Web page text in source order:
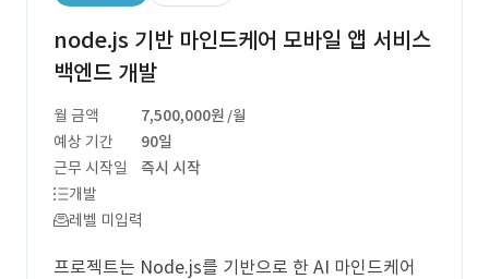
node.js 기반 마인드케어 모바일 앱 서비스
백엔드 개발
월 금액 7,500,000원 /월
예상 기간
90일
근무 시작일
즉시 시작
개발
레벨 미입력
프로젝트는 Node.js를 기반으로 한 AI 마인드케어